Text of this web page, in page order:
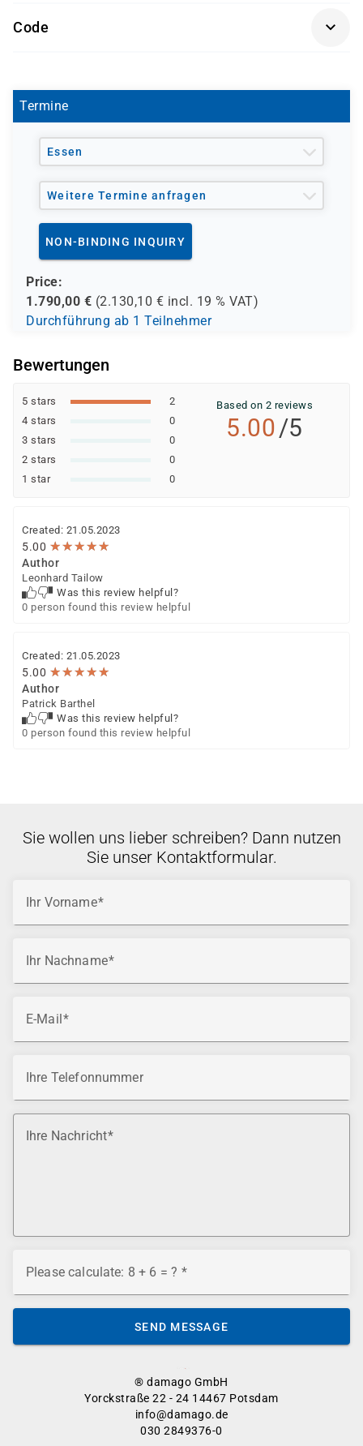
möchten.
Code
Termine
Essen
Weitere Termine anfragen
NON-BINDING INQUIRY
Price:
1.790,00 € (2.130,10 € incl. 19 % VAT)
Durchführung ab 1 Teilnehmer
Bewertungen
5 stars
2
4 stars
0
3 stars
0
2 stars
0
1 star
0
Based on 2 reviews
5.00/5
Created: 21.05.2023
5.00 ★★★★★
★★★★★
Author
Leonhard Tailow
Was this review helpful?
0 person found this review helpful
Created: 21.05.2023
5.00 ★★★★★
★★★★★
Author
Patrick Barthel
Was this review helpful?
0 person found this review helpful
® damago GmbH
Yorckstraße 22 - 24 14467 Potsdam
info@damago.de
030 2849376-0
Sie wollen uns lieber schreiben? Dann nutzen
Sie unser Kontaktformular.
Ihr Vorname
Ihr Nachname
E-Mail
Ihre Telefonnummer
Ihre Nachricht
Please calculate: 8 + 6 = ?
SEND MESSAGE